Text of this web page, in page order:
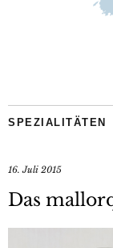
SPEZIALITÄTEN
16. Juli 2015
Das